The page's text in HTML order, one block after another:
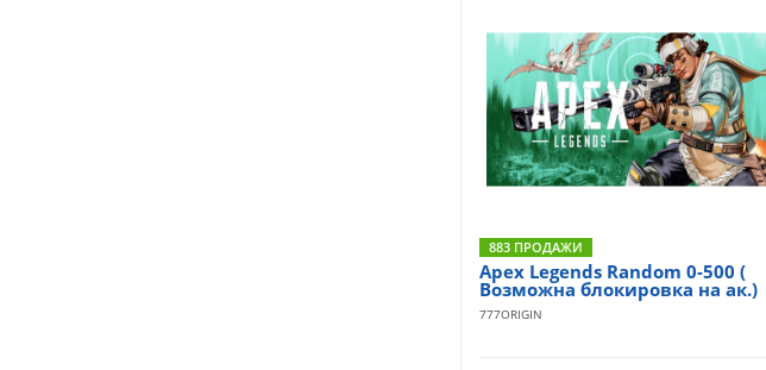
883 ПРОДАЖИ
Apex Legends Random 0-500 (
Возможна блокировка на ак.)
777ORIGIN